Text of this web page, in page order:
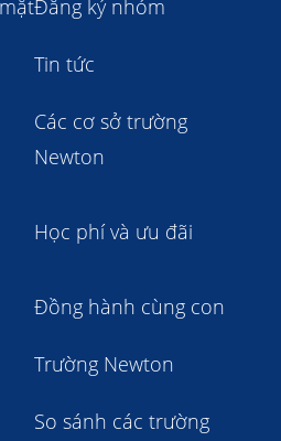
Đăng ký nhóm
Tin tức
Các cơ sở trường
Newton
Học phí và ưu đãi
Đồng hành cùng con
Trường Newton
So sánh các trường